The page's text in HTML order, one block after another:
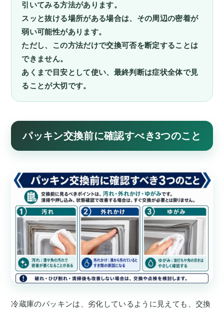
引いてみる方法があります。
スッと抜ける場所がある場合は、その周辺の密着が
弱い可能性があります。
ただし、この方法だけで交換可否を断定することは
できません。
あくまで目安として使い、最終判断は症状全体で見
ることが大切です。
パッキン交換前に確認すべき3つのこと
冷蔵庫のパッキンは、劣化しているように見えても、交換